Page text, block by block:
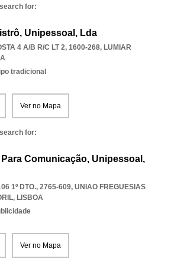
for:
Unipessoal, Lda
4 A/B R/C LT 2, 1600-268, LUMIAR
tradicional
Ver no Mapa
for:
Para Comunicação, Unipessoal,
1º DTO., 2765-609, UNIAO FREGUESIAS
, LISBOA
Ver no Mapa